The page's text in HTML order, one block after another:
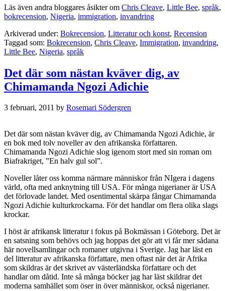
Läs även andra bloggares åsikter om Chris Cleave, Little Bee, språk,
bokrecension, Nigeria, immigration, invandring
Arkiverad under: Bokrecension, Litteratur och konst, Recension
Taggad som: Bokrecension, Chris Cleave, Immigration, invandring,
Little Bee, Nigeria, språk
Det där som nästan kväver dig, av
Chimamanda Ngozi Adichie
3 februari, 2011 by Rosemari Södergren
Det där som nästan kväver dig, av Chimamanda Ngozi Adichie, är
en bok med tolv noveller av den afrikanska författaren.
Chimamanda Ngozi Adichie slog igenom stort med sin roman om
Biafrakriget, ”En halv gul sol”.
Noveller låter oss komma närmare människor från NIgera i dagens
värld, ofta med anknytning till USA. För många nigerianer är USA
det förlovade landet. Med osentimental skärpa fångar Chimamanda
Ngozi Adichie kulturkrockarna. För det handlar om flera olika slags
krockar.
I höst är afrikansk litteratur i fokus på Bokmässan i Göteborg. Det är
en satsning som behövs och jag hoppas det gör att vi får mer sådana
här novellsamlingar och romaner utgivna i Sverige. Jag har läst en
del litteratur av afrikanska författare, men oftast när det är Afrika
som skildras är det skrivet av västerländska författare och det
handlar om dåtid. Inte så många böcker jag har läst skildrar det
moderna samhället som öser in över människor, också nigerianer.